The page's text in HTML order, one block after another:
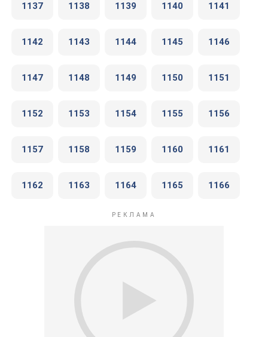
1137 1138 1139 1140 1141
1142 1143 1144 1145 1146
1147 1148 1149 1150 1151
1152 1153 1154 1155 1156
1157 1158 1159 1160 1161
1162 1163 1164 1165 1166